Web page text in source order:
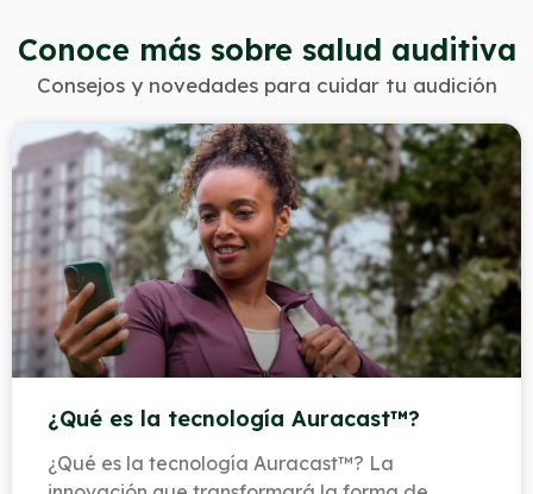
Conoce más sobre salud auditiva
Consejos y novedades para cuidar tu audición
¿Qué es la tecnología Auracast™?
¿Qué es la tecnología Auracast™? La